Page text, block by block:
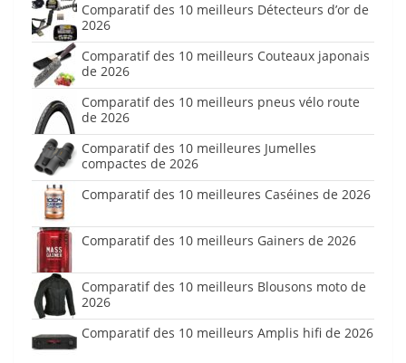
Comparatif des 10 meilleurs Détecteurs d’or de
2026
Comparatif des 10 meilleurs Couteaux japonais
de 2026
Comparatif des 10 meilleurs pneus vélo route
de 2026
Comparatif des 10 meilleures Jumelles
compactes de 2026
Comparatif des 10 meilleures Caséines de 2026
Comparatif des 10 meilleurs Gainers de 2026
Comparatif des 10 meilleurs Blousons moto de
2026
Comparatif des 10 meilleurs Amplis hifi de 2026